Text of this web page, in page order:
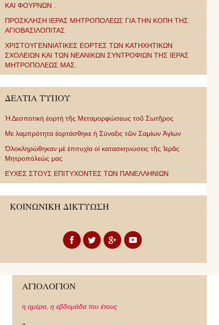
ΚΑΙ ΦΟΥΡΝΩΝ .
ΠΡΟΣΚΛΗΣΗ ΙΕΡΑΣ ΜΗΤΡΟΠΟΛΕΩΣ ΓΙΑ ΤΗΝ ΚΟΠΗ ΤΗΣ
ΑΓΙΟΒΑΣΙΛΟΠΙΤΑΣ
ΧΡΙΣΤΟΥΓΕΝΝΙΑΤΙΚΕΣ ΕΟΡΤΕΣ ΤΩΝ ΚΑΤΗΧΗΤΙΚΩΝ
ΣΧΟΛΕΙΩΝ ΚΑΙ ΤΩΝ ΝΕΑΝΙΚΩΝ ΣΥΝΤΡΟΦΙΩΝ ΤΗΣ ΙΕΡΑΣ
ΜΗΤΡΟΠΟΛΕΩΣ ΜΑΣ.
ΔΕΛΤΙΑ ΤΥΠΟΥ
Ἡ Δεσποτική ἑορτή τῆς Μεταμορφώσεως τοῦ Σωτῆρος
Με λαμπρότητα ἑορτάσθηκε ἡ Σύναξις τῶν Σαμίων Ἁγίων
Ὁλοκληρώθηκαν μὲ ἐπιτυχία οἱ κατασκηνώσεις τῆς Ἱερᾶς
Μητροπόλεώς μας
ΕΥΧΕΣ ΣΤΟΥΣ ΕΠΙΤΥΧΟΝΤΕΣ ΤΩΝ ΠΑΝΕΛΛΗΝΙΩΝ
ΚΟΙΝΩΝΙΚΗ ΔΙΚΤΥΩΣΗ
ΑΓΙΟΛΟΓΙΟΝ
η ημέρα, η εβδομάδα του έτους